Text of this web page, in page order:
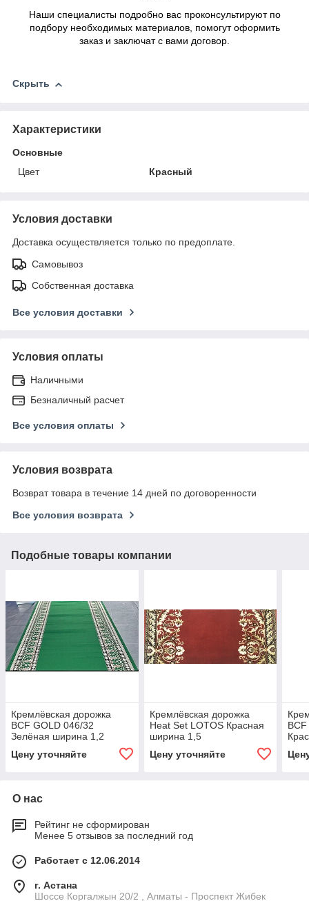
Наши специалисты подробно вас проконсультируют по
подбору необходимых материалов, помогут оформить
заказ и заключат с вами договор.
Скрыть
Характеристики
Основные
Цвет
Красный
Условия доставки
Доставка осуществляется только по предоплате.
Самовывоз
Собственная доставка
Все условия доставки
Условия оплаты
Наличными
Безналичный расчет
Все условия оплаты
Условия возврата
Возврат товара в течение 14 дней по договоренности
Все условия возврата
Подобные товары компании
Кремлёвская дорожка
BCF GOLD 046/32
Зелёная ширина 1,2
Цену уточняйте
Кремлёвская дорожка
Heat Set LOTOS Красная
ширина 1,5
Цену уточняйте
О нас
Рейтинг не сформирован
Менее 5 отзывов за последний год
Работает с 12.06.2014
г. Астана
Шоссе Коргалжын 20/2 , Алматы - Проспект Жибек